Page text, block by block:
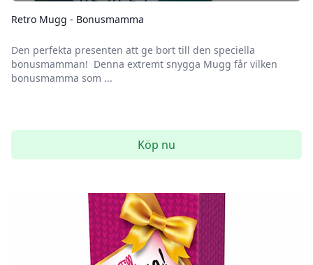
Retro Mugg - Bonusmamma
Den perfekta presenten att ge bort till den speciella
bonusmamman! Denna extremt snygga Mugg får vilken
bonusmamma som ...
Köp nu